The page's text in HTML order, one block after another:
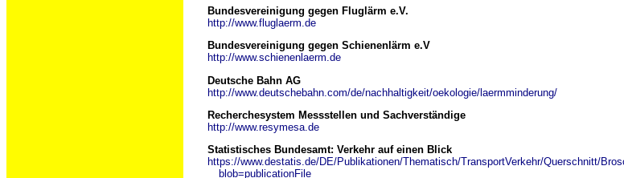
Bundesvereinigung gegen Fluglärm e.V.
http://www.fluglaerm.de
Bundesvereinigung gegen Schienenlärm e.V
http://www.schienenlaerm.de
Deutsche Bahn AG
http://www.deutschebahn.com/de/nachhaltigkeit/oekologie/laermminderung/
Recherchesystem Messstellen und Sachverständige
http://www.resymesa.de
Statistisches Bundesamt: Verkehr auf einen Blick
https://www.destatis.de/DE/Publikationen/Thematisch/TransportVerkehr/Querschnitt/
__blob=publicationFile